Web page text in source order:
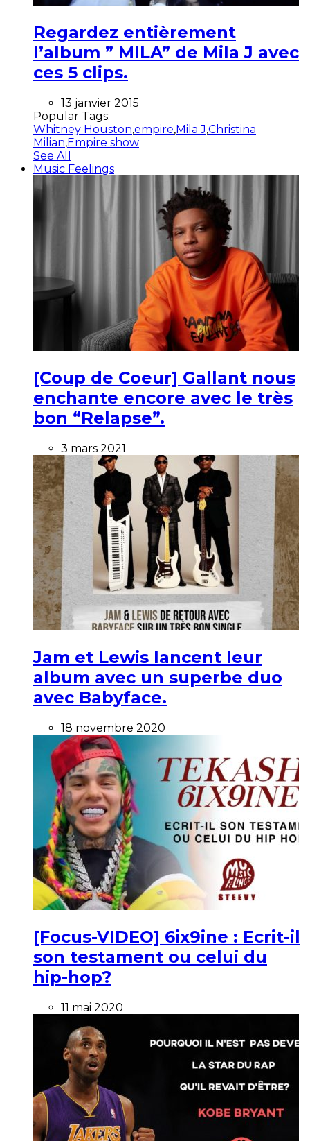
Regardez entièrement
l’album ” MILA” de Mila J avec
ces 5 clips.
13 janvier 2015
Popular Tags:
Whitney Houston,empire,Mila J,Christina
Milian,Empire show
See All
Music Feelings
[Coup de Coeur] Gallant nous
enchante encore avec le très
bon “Relapse”.
3 mars 2021
Jam et Lewis lancent leur
album avec un superbe duo
avec Babyface.
18 novembre 2020
[Focus-VIDEO] 6ix9ine : Ecrit-il
son testament ou celui du
hip-hop?
11 mai 2020